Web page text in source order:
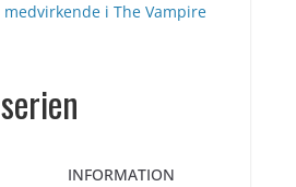
i The Vampire
INFORMATION